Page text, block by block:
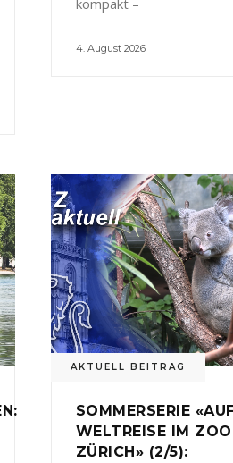
kompakt –
4. August 2026
AKTUELL BEITRAG
SOMMERSERIE
WELTREISE IM ZOO
ZÜRICH» (2/5):